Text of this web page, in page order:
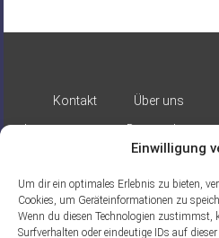
Einwilligung
Um dir ein optimales Erlebnis zu bieten,
Cookies, um Geräteinformationen zu
Wenn du diesen Technologien zustimmst,
Surfverhalten oder eindeutige IDs auf
Kontakt Über uns
Impressum
Datenschutz